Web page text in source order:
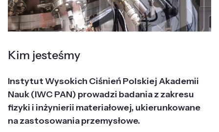
Kim jesteśmy
Instytut Wysokich Ciśnień Polskiej Akademii
Nauk (IWC PAN) prowadzi badania z zakresu
fizyki i inżynierii materiałowej, ukierunkowane
na zastosowania przemysłowe.